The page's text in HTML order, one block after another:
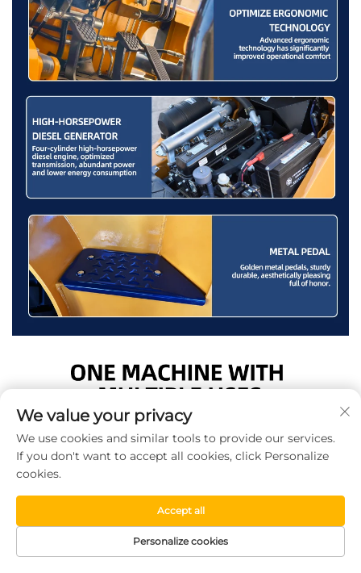
We value your privacy
We use cookies and similar tools to provide our services.
If you don't want to accept all cookies, click Personalize
cookies.
Personalize cookies
Accept all